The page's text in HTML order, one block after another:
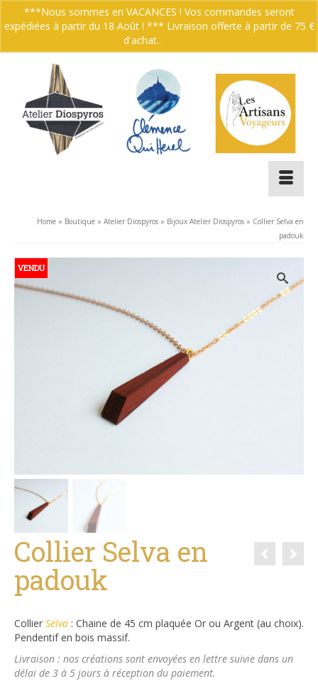
Votre panier 0.00€
Home » Boutique » Atelier Diospyros » Bijoux Atelier Diospyros » Collier Selva en
padouk
VENDU
Collier Selva en
padouk
Collier Selva : Chaine de 45 cm plaquée Or ou Argent (au choix).
Pendentif en bois massif.
Livraison : nos créations sont envoyées en lettre suivie dans un
délai de 3 à 5 jours à réception du paiement.
***Nous sommes en VACANCES ! Vos commandes seront
expédiées à partir du 18 Août ! *** Livraison offerte à partir de 75 €
d'achat.